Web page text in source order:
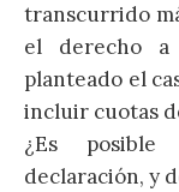
transcurrido
el derecho a
planteado el
incluir cuotas
¿Es posible
declaración, y